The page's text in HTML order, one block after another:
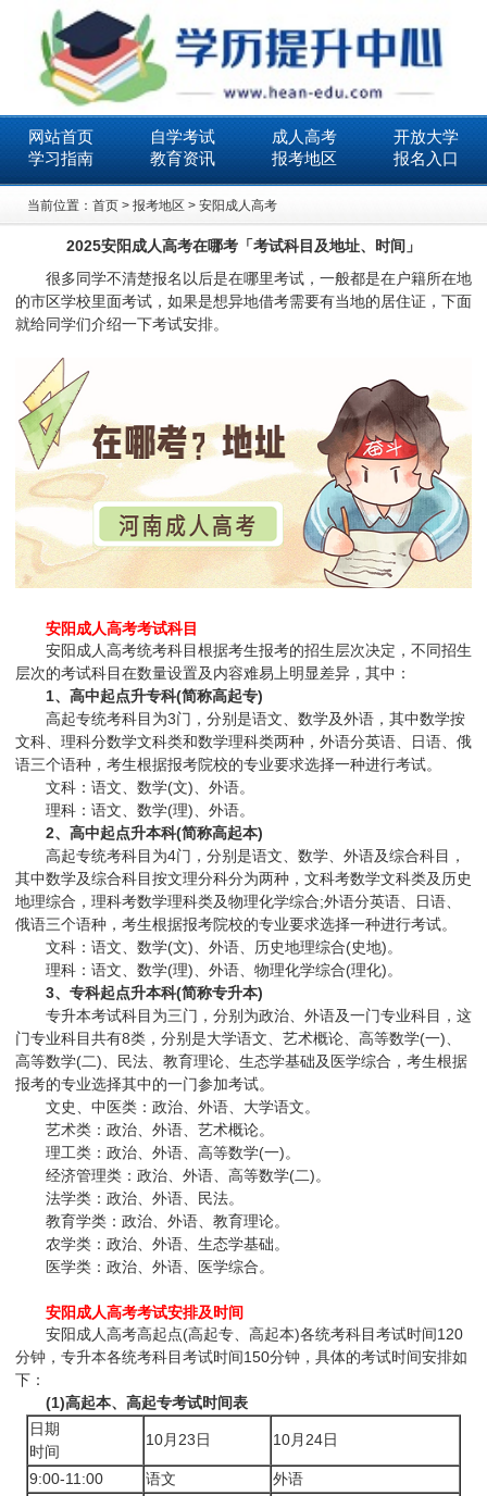
网站首页 自学考试 成人高考
开放大学
学习指南
教育资讯 报考地区 报名入口
当前位置： 首页 > 报考地区 > 安阳成人高考
2025安阳成人高考在哪考「考试科目及地址、时间」
很多同学不清楚报名以后是在哪里考试，一般都是在户籍所在地
的市区学校里面考试，如果是想异地借考需要有当地的居住证，下面
就给同学们介绍一下考试安排。
安阳成人高考考试科目
安阳成人高考统考科目根据考生报考的招生层次决定，不同招生
层次的考试科目在数量设置及内容难易上明显差异，其中：
1、高中起点升专科(简称高起专)
高起专统考科目为3门，分别是语文、数学及外语，其中数学按
文科、理科分数学文科类和数学理科类两种，外语分英语、日语、俄
语三个语种，考生根据报考院校的专业要求选择一种进行考试。
文科：语文、数学(文)、外语。
理科：语文、数学(理)、外语。‍
2、高中起点升本科(简称高起本)
高起专统考科目为4门，分别是语文、数学、外语及综合科目，
其中数学及综合科目按文理分科分为两种，文科考数学文科类及历史
地理综合，理科考数学理科类及物理化学综合;外语分英语、日语、
俄语三个语种，考生根据报考院校的专业要求选择一种进行考试。
文科：语文、数学(文)、外语、历史地理综合(史地)。
理科：语文、数学(理)、外语、物理化学综合(理化)。‍
3、专科起点升本科(简称专升本)
专升本考试科目为三门，分别为政治、外语及一门专业科目，这
门专业科目共有8类，分别是大学语文、艺术概论、高等数学(一)、
高等数学(二)、民法、教育理论、生态学基础及医学综合，考生根据
报考的专业选择其中的一门参加考试。
文史、中医类：政治、外语、大学语文。
艺术类：政治、外语、艺术概论。
理工类：政治、外语、高等数学(一)。
经济管理类：政治、外语、高等数学(二)。
法学类：政治、外语、民法。
教育学类：政治、外语、教育理论。
农学类：政治、外语、生态学基础。‍
医学类：政治、外语、医学综合。‍
安阳成人高考考试安排及时间
安阳成人高考高起点(高起专、高起本)各统考科目考试时间120
分钟，专升本各统考科目考试时间150分钟，具体的考试时间安排如
下：
(1)高起本、高起专考试时间表
日期
时间
10月23日 10月24日
9:00-11:00 语文 外语